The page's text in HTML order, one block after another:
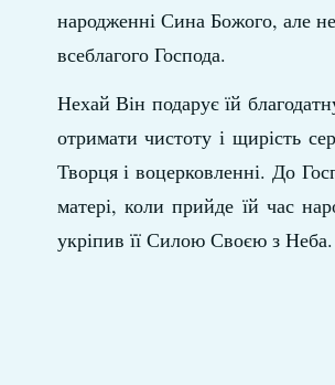
народженні Сина Божого, але
всеблагого Господа.
Нехай Він подарує їй
отримати чистоту і щирість
Творця і воцерковленні. До
матері, коли прийде їй час
укріпив її Силою Своєю з